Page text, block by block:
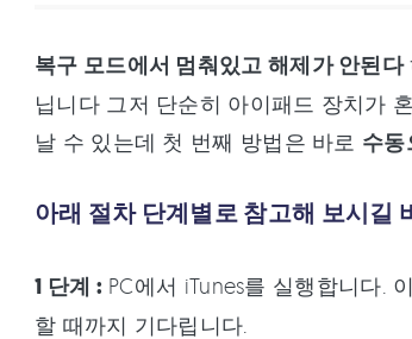
복구 모드에서 멈춰있고 해제가 안된다
닙니다 그저 단순히 아이패드 장치가
날 수 있는데 첫 번째 방법은 바로 수동
아래 절차 단계별로 참고해 보시길
1 단계 : PC에서 iTunes를 실행합니다.
할 때까지 기다립니다.